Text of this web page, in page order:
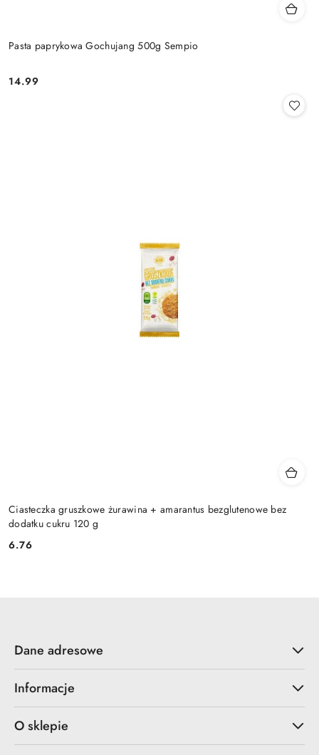
Pasta paprykowa Gochujang 500g Sempio
Cena:
14.99
Ciasteczka gruszkowe żurawina + amarantus bezglutenowe bez
dodatku cukru 120 g
Cena:
6.76
Dane adresowe
Informacje
O sklepie